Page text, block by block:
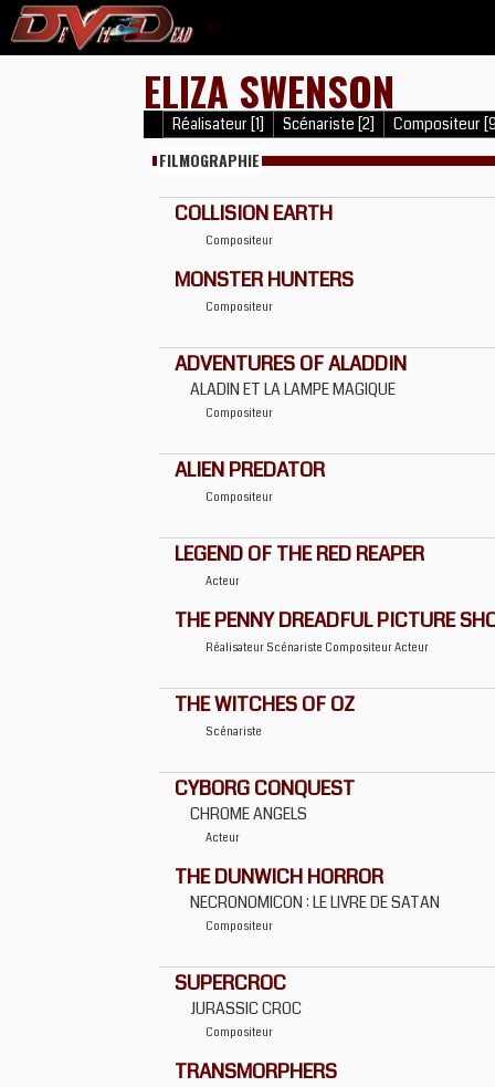
ELIZA SWENSON
Réalisateur [1] Scénariste [2] Compositeur
FILMOGRAPHIE
COLLISION EARTH
Compositeur
MONSTER HUNTERS
Compositeur
ADVENTURES OF ALADDIN
ALADIN ET LA LAMPE MAGIQUE
Compositeur
ALIEN PREDATOR
Compositeur
LEGEND OF THE RED REAPER
Acteur
THE PENNY DREADFUL PICTURE
Réalisateur Scénariste CompositeurActeur
THE WITCHES OF OZ
Scénariste
CYBORG CONQUEST
CHROME ANGELS
Acteur
THE DUNWICH HORROR
NECRONOMICON : LE LIVRE DE SATAN
Compositeur
SUPERCROC
JURASSIC CROC
Compositeur
TRANSMORPHERS